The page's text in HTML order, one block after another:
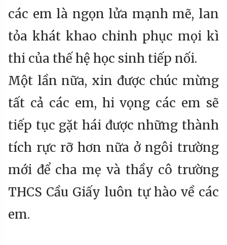
các em là ngọn lửa mạnh mẽ, lan
tỏa khát khao chinh phục mọi kì
thi của thế hệ học sinh tiếp nối.
Một lần nữa, xin được chúc mừng
tất cả các em, hi vọng các em sẽ
tiếp tục gặt hái được những thành
tích rực rỡ hơn nữa ở ngôi trường
mới để cha mẹ và thầy cô trường
THCS Cầu Giấy luôn tự hào về các
em.